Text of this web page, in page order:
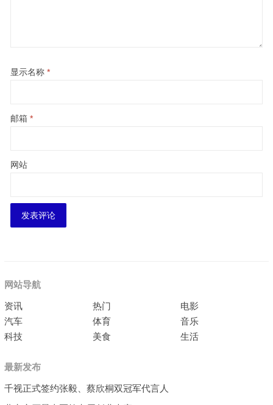
显示名称 *
邮箱 *
网站
网站导航
资讯 热门
电影
汽车
体育
音乐
科技
美食 生活
最新发布
千视正式签约张毅、蔡欣桐双冠军代言人